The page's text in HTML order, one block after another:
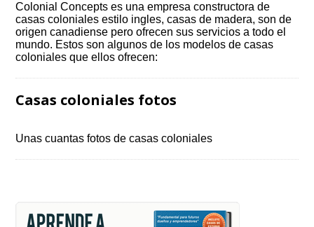
Colonial Concepts es una empresa constructora de
casas coloniales estilo ingles, casas de madera, son de
origen canadiense pero ofrecen sus servicios a todo el
mundo. Estos son algunos de los modelos de casas
coloniales que ellos ofrecen:
Casas coloniales fotos
Unas cuantas fotos de casas coloniales